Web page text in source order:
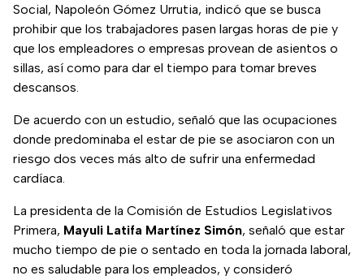
Social, Napoleón Gómez Urrutia, indicó que se busca
prohibir que los trabajadores pasen largas horas de pie y
que los empleadores o empresas provean de asientos o
sillas, así como para dar el tiempo para tomar breves
descansos.
De acuerdo con un estudio, señaló que las ocupaciones
donde predominaba el estar de pie se asociaron con un
riesgo dos veces más alto de sufrir una enfermedad
cardíaca.
La presidenta de la Comisión de Estudios Legislativos
Primera, Mayuli Latifa Martínez Simón, señaló que estar
mucho tiempo de pie o sentado en toda la jornada laboral,
no es saludable para los empleados, y consideró